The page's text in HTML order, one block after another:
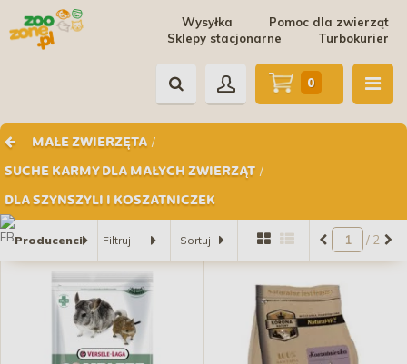
Pomoc dla zwierząt
Wysyłka
Turbokurier
Sklepy stacjonarne
MAŁE ZWIERZĘTA /
SUCHE KARMY DLA MAŁYCH ZWIERZĄT /
DLA SZYNSZYLI I KOSZATNICZEK
0
/ 2